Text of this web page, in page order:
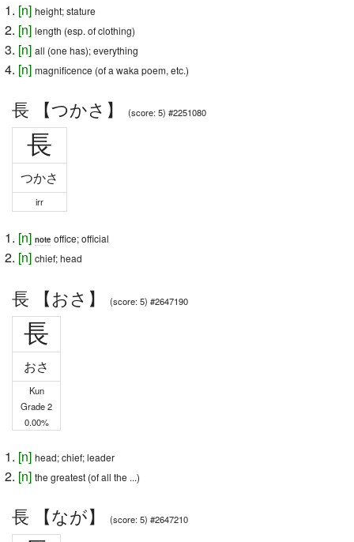
[n] height; stature
[n] length (esp. of clothing)
[n] all (one has); everything
[n] magnificence (of a waka poem, etc.)
長 【つかさ】 (score: 5) #2251080
長
つかさ
irr
[n] note office; official
[n] chief; head
長 【おさ】 (score: 5) #2647190
長
おさ
Kun
Grade 2
0.00%
[n] head; chief; leader
[n] the greatest (of all the ...)
長 【なが】 (score: 5) #2647210